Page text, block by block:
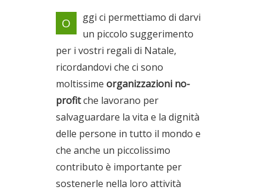
Locandina evento
O
ggi ci permettiamo di darvi
un piccolo suggerimento
per i vostri regali di Natale,
ricordandovi che ci sono
moltissime organizzazioni no-
profitche lavorano per
salvaguardare la vita e la dignità
delle persone in tutto il mondo e
che anche un piccolissimo
contributo è importante per
sostenerle nella loro attività